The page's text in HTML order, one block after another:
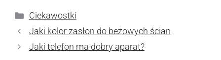
Kategorie
Ciekawostki
Jaki kolor zasłon do beżowych ścian
Jaki telefon ma dobry aparat?